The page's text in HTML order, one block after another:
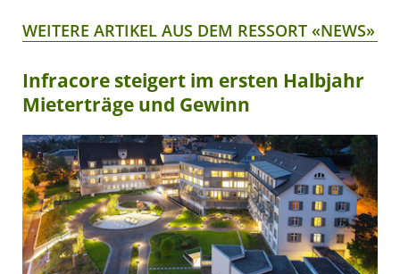
WEITERE ARTIKEL AUS DEM RESSORT «NEWS»
Infracore steigert im ersten Halbjahr
Mieterträge und Gewinn